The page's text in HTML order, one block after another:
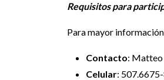
Requisitos para
Para mayor
Contacto: Matteo
Celular: